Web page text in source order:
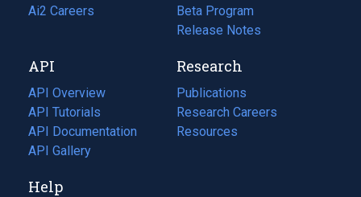
in
tab)
Ai2 Careers
(opens
new
tab)
Beta Program
Release Notes
API
API Overview
API Tutorials
API Documentation
(opens
in
new
API Gallery
Research
Publications
(opens
in
a
Research Careers
(opens
in
Resources
(opens
Help